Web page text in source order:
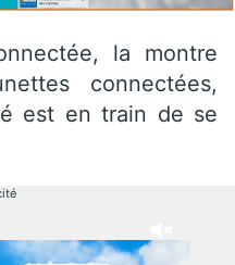
la montre
connectées,
est en train de se